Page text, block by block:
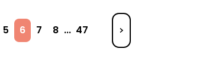
5 6 7 8 ... 47